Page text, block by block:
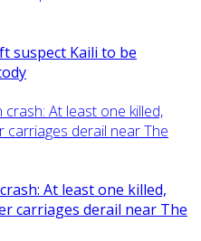
suspect Kaili to be
At least one killed,
carriages derail near The